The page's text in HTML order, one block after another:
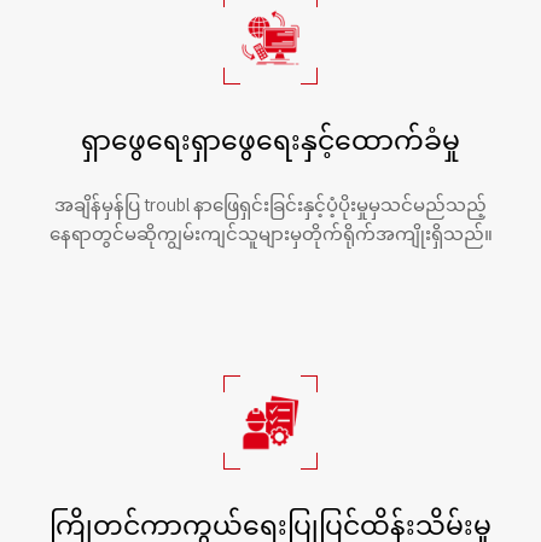
ရှာဖွေရေးရှာဖွေရေးနှင့်ထောက်ခံမှု
အချိန်မှန်ပြ troubl နာဖြေရှင်းခြင်းနှင့်ပံ့ပိုးမှုမှသင်မည်သည့်
နေရာတွင်မဆိုကျွမ်းကျင်သူများမှတိုက်ရိုက်အကျိုးရှိသည်။
ကြိုတင်ကာကွယ်ရေးပြုပြင်ထိန်းသိမ်းမှု